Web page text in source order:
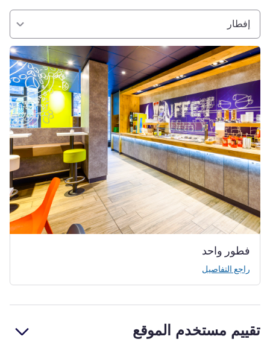
إفطار
فطور واحد
راجع التفاصيل
راجع التفاصيل
تقييم مستخدم الموقع